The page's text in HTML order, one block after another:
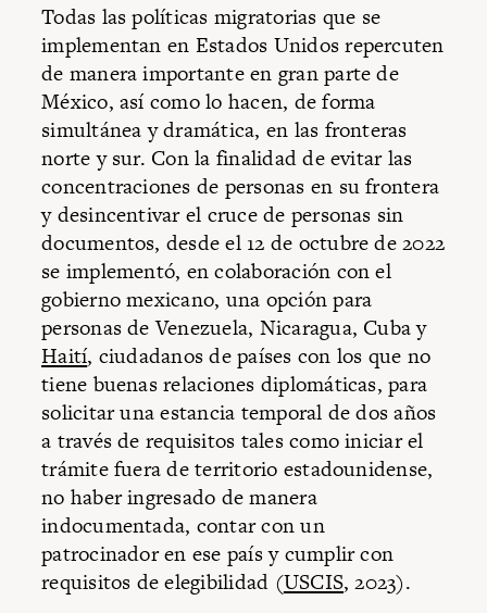
Todas las políticas migratorias que se
implementan en Estados Unidos repercuten
de manera importante en gran parte de
México, así como lo hacen, de forma
simultánea y dramática, en las fronteras
norte y sur. Con la finalidad de evitar las
concentraciones de personas en su frontera
y desincentivar el cruce de personas sin
documentos, desde el 12 de octubre de 2022
se implementó, en colaboración con el
gobierno mexicano, una opción para
personas de Venezuela, Nicaragua, Cuba y
Haití, ciudadanos de países con los que no
tiene buenas relaciones diplomáticas, para
solicitar una estancia temporal de dos años
a través de requisitos tales como iniciar el
trámite fuera de territorio estadounidense,
no haber ingresado de manera
indocumentada, contar con un
patrocinador en ese país y cumplir con
requisitos de elegibilidad (USCIS, 2023).